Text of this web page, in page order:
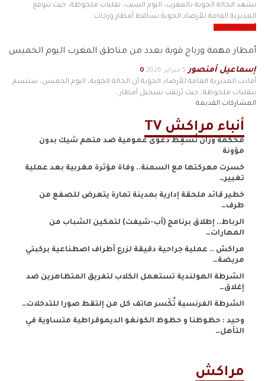
تشهد الحالة الجوية بالمغرب، اليوم السبت، تقلبات ملحوظة، حيث تتوقع
المديرية العامة للأرصاد الجوية تساقط أمطار وزخات…
أحوال الطقس
أمطار مهمة ورياح قوية بعدد من مناطق المغرب اليوم الخميس
إسماعيل أمنصور 5 فبراير, 2026 0
أفادت المديرية العامة للأرصاد الجوية أن الحالة الجوية، اليوم الخميس، ستتسم
بتقلبات ملحوظة، حيث يُرتقب تسجيل أمطار…
المشاركات القديمة
أنباء مراكش TV
محكمة وزان تُسقِط دعوى عمومية ضد متهم شيك بدون
مؤونة
خسرت معركتها مع السمنة.. وفاة مؤثرة مغربية بعد عملية
تغيير…
خطير قائد ملحقة إدارية بمدينة تمارة يتعرض للصفع من
طرف…
الرباط.. إطلاق برنامج (أب-شيفت) لتمكين الشباب من
المهارات…
مراكش .. عملية جراحية دقيقة لزرع أطراف اصطناعية بركبتي
مريضة…
الشرطة الهولندية تستعمل الكلاب لتفريق المتظاهرين ضد
إغلاق…
الشرطة الفرنسية تُكَسر هاتف كل من إلتقط صورا للتدخلات…
وحيد : حظوظنا و حظوظ الكونغو الديموقراطية متساوية في
التأهل…
مراكش